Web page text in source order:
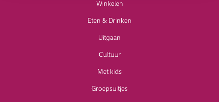
Winkelen
Eten & Drinken
Uitgaan
Cultuur
Met kids
Groepsuitjes